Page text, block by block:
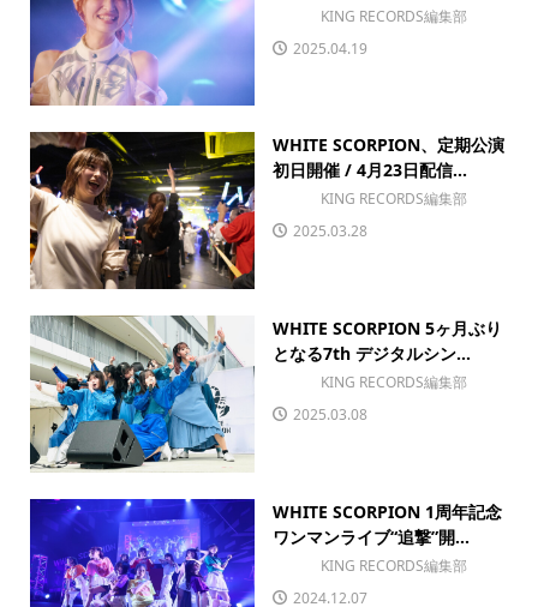
KING RECORDS編集部
2025.04.19
WHITE SCORPION、定期公演
初日開催 / 4月23日配信...
KING RECORDS編集部
2025.03.28
WHITE SCORPION 5ヶ月ぶり
となる7th デジタルシン...
KING RECORDS編集部
2025.03.08
WHITE SCORPION 1周年記念
ワンマンライブ“追撃”開...
KING RECORDS編集部
2024.12.07